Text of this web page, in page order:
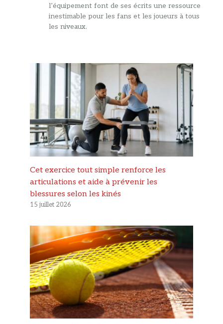
l’équipement font de ses écrits une ressource
inestimable pour les fans et les joueurs à tous
les niveaux.
Cet exercice tout simple renforce les
articulations et aide à prévenir les
blessures selon les kinés
15 juillet 2026